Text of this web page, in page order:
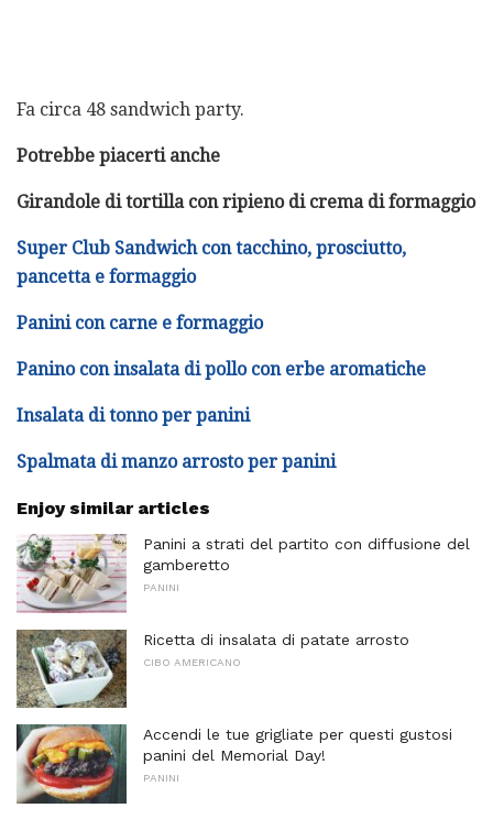
Fa circa 48 sandwich party.
Potrebbe piacerti anche
Girandole di tortilla con ripieno di crema di formaggio
Super Club Sandwich con tacchino, prosciutto,
pancetta e formaggio
Panini con carne e formaggio
Panino con insalata di pollo con erbe aromatiche
Insalata di tonno per panini
Spalmata di manzo arrosto per panini
Enjoy similar articles
Panini a strati del partito con diffusione del
gamberetto
PANINI
Ricetta di insalata di patate arrosto
CIBO AMERICANO
Accendi le tue grigliate per questi gustosi
panini del Memorial Day!
PANINI